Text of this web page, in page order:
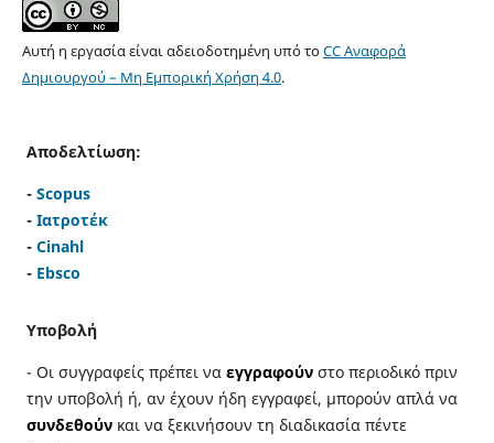
Αυτή η εργασία είναι αδειοδοτημένη υπό τοCC Αναφορά
Δημιουργού – Μη Εμπορική Χρήση 4.0.
Αποδελτίωση:
- Scopus
- Ιατροτέκ
- Cinahl
- Ebsco
Υποβολή
- Οι συγγραφείς πρέπει να εγγραφούν στο περιοδικό πριν
την υποβολή ή, αν έχουν ήδη εγγραφεί, μπορούν απλά να
συνδεθούνκαι να ξεκινήσουν τη διαδικασία πέντε